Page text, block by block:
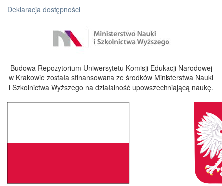
Deklaracja dostępności
Budowa Repozytorium Uniwersytetu Komisji Edukacji Narodowej
w Krakowie została sfinansowana ze środków Ministerstwa Nauki
i Szkolnictwa Wyższego na działalność upowszechniającą naukę.